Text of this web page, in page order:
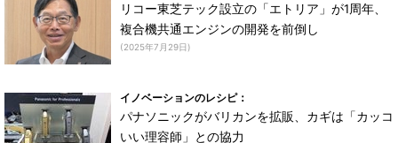
リコー東芝テック設立の「エトリア」が1周年、
複合機共通エンジンの開発を前倒し
(2025年7月29日)
イノベーションのレシピ：
パナソニックがバリカンを拡販、カギは「カッコ
いい理容師」との協力